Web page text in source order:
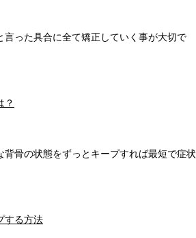
言った具合に全て矯正していく事が大切で
？
背骨の状態をずっとキープすれば最短で症状
する方法